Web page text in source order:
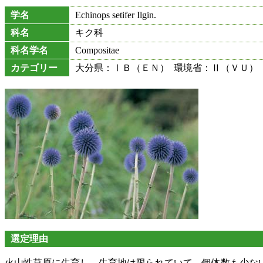
学名
Echinops setifer Ilgin.
科名
キク科
科名学名
Compositae
カテゴリー
大分県：ⅠＢ（ＥＮ） 環境省：Ⅱ（ＶＵ）
選定理由